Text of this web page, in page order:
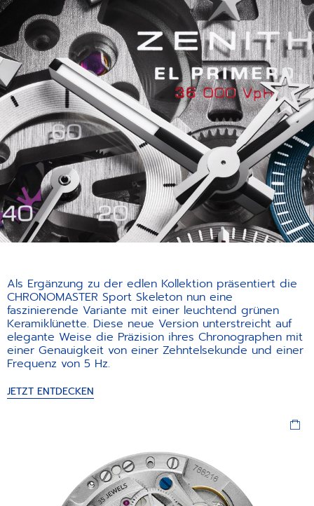
Als Ergänzung zu der edlen Kollektion präsentiert die
CHRONOMASTER Sport Skeleton nun eine
faszinierende Variante mit einer leuchtend grünen
Keramiklünette. Diese neue Version unterstreicht auf
elegante Weise die Präzision ihres Chronographen mit
einer Genauigkeit von einer Zehntelsekunde und einer
Frequenz von 5 Hz.
JETZT ENTDECKEN